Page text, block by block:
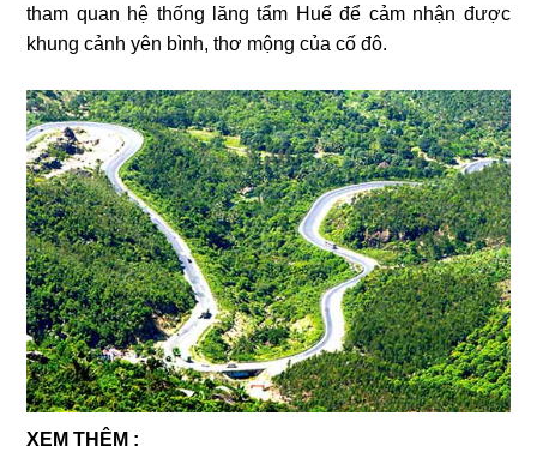
tham quan hệ thống lăng tẩm Huế để cảm nhận được
khung cảnh yên bình, thơ mộng của cố đô.
XEM THÊM :